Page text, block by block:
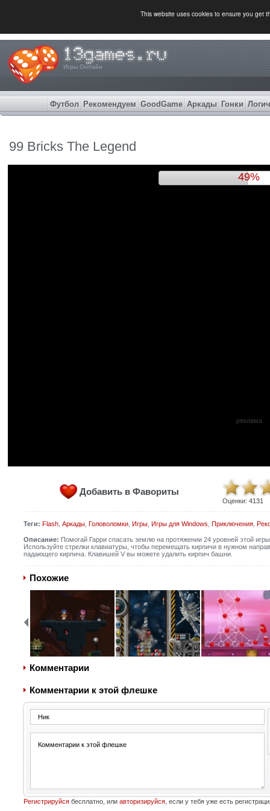
This website uses cookies to ensure you get
Игры Онлайн
Футбол Рекомендуем GoodGame Аркады Гонки
99 Bricks The Legend
52%
реклама
Добавить в Фавориты
Оценки: 4131
Теги: Flash, Аркады, Головоломки, Игры, Игры для Windows Приключения,
Описание: Помогай Гарри спасать землю на протяжении 24 уровней этой
Используйте стрелки клавиатуры, чтобы перемещать кирпичи в нужном
падающего кирпича. Клавишей V вы можете удалить кирпич башни.
Похожие
Комментарии
Комментарии к этой флешке
Регистрируйсябесплатно, или авторизируйся, если у тебя уже есть